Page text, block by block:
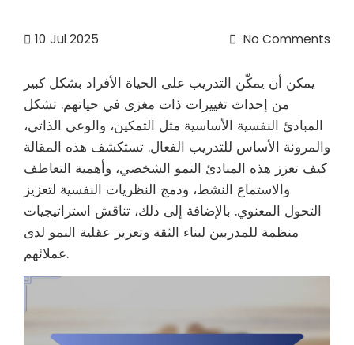
10 Jul 2025 No Comments
يمكن أن يمكّن التدريب على الحياة الأفراد بشكل كبير
من إحداث تغييرات ذات مغزى في حياتهم. تشكل
المبادئ النفسية الأساسية مثل التمكين، والوعي الذاتي،
والمرونة الأساس للتدريب الفعال. تستكشف هذه المقالة
كيف تعزز هذه المبادئ النمو الشخصي، وأهمية التعاطف
والاستماع النشط، ودمج النظريات النفسية لتعزيز
التحول المعنوي. بالإضافة إلى ذلك، تناقش استراتيجيات
منظمة للمدربين لبناء الثقة وتعزيز عقلية النمو لدى
عملائهم.